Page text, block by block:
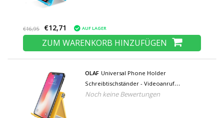
€16,95 €12,71 AUF LAGER
ZUM WARENKORB HINZUFÜGEN
OLAF Universal Phone Holder
Schreibtischständer - Videoanruf
Smartphone Holder Schreibtischständer
Noch keine Bewertungen